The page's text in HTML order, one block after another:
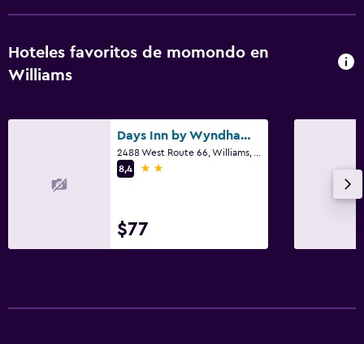
Hoteles favoritos de momondo en
Williams
Days Inn by Wyndham Williams
8,4
2 estrellas
$77